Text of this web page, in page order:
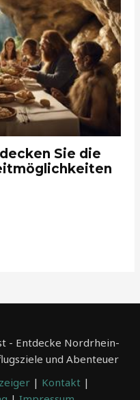
Sie die
- Entdecke Nordrhein-
und Abenteuer
| Kontakt |